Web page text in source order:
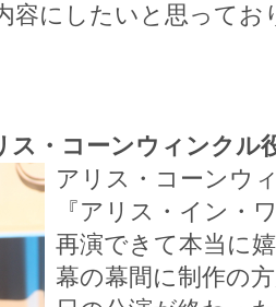
容にしたいと思ってお
・コーンウィンクル
アリス・コーンウ
『アリス・イン・
再演できて本当に
幕の幕間に制作の